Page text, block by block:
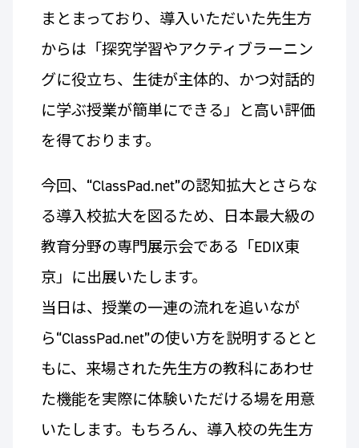
まとまっており、導入いただいた先生方
からは「探究学習やアクティブラーニン
グに役立ち、生徒が主体的、かつ対話的
に学ぶ授業が簡単にできる」と高い評価
を得ております。
今回、“ClassPad.net”の認知拡大とさらな
る導入校拡大を図るため、日本最大級の
教育分野の専門展示会である「EDIX東
京」に出展いたします。
当日は、授業の一連の流れを追いなが
ら“ClassPad.net”の使い方を説明するとと
もに、来場された先生方の教科にあわせ
た機能を実際に体験いただける場を用意
いたします。もちろん、導入校の先生方